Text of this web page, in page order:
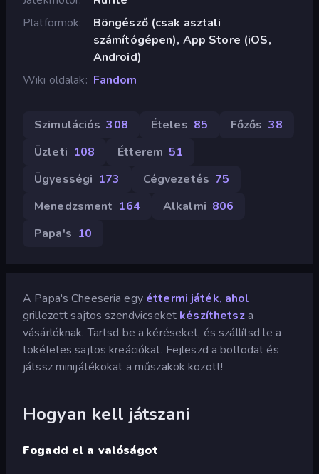
Platformok
Böngésző (csak asztali
számítógépen), App Store (iOS,
Android)
Wiki oldalak
Fandom
Szimulációs 308 Ételes 85 Főzős 38
Üzleti 108 Étterem 51
Ügyességi 173 Cégvezetés 75
Menedzsment 164 Alkalmi 806
Papa's 10
A Papa's Cheeseria egy éttermi játék, ahol
grillezett sajtos szendvicseket készíthetsza
vásárlóknak. Tartsd be a kéréseket, és szállítsd le a
tökéletes sajtos kreációkat. Fejleszd a boltodat és
játssz minijátékokat a műszakok között!
Hogyan kell játszani
Fogadd el a valóságot